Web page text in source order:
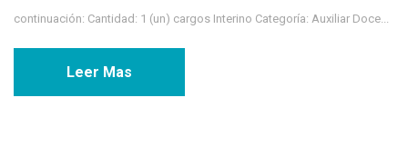
continuación: Cantidad: 1 (un) cargos Interino Categoría: Auxiliar Doce...
Leer Mas